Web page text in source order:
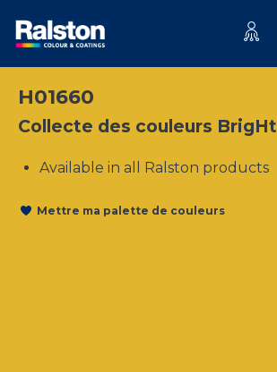
H01660
Collecte des couleurs BrigHt
Available in all Ralston products
Mettre ma palette de couleurs